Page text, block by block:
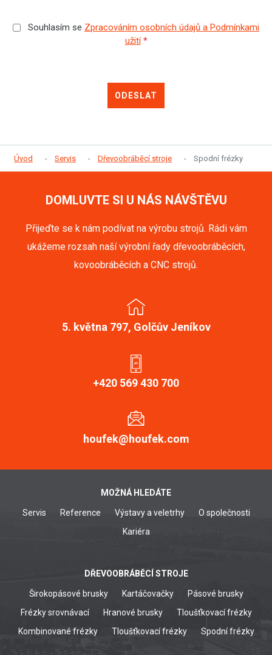
Souhlasím se Zpracováním osobních údajů a Podmínkami
užití *
ODESLAT
Úvod Servis Dřevoobráběcí stroje Spodní frézky
DOMLUVTE SI U NÁS NÁVŠTĚVU
Přijeďte se k nám podívat na výrobu strojů. Rádi vám
ukážeme rozsah naší výrobní řady dřevoobráběcích,
kovoobráběcích a CNC strojů.
5. května 797, Golčův Jeníkov
+420 569 430 700
houfek@houfek.com
MOŽNÁ HLEDÁTE
Servis Reference Výstavy a veletrhy
O společnosti
Kariéra
DŘEVOOBRÁBĚCÍ STROJE
Širokopásové brusky Kartáčovačky
Pásové brusky
Frézky srovnávací
Hranové brusky
Tloušťkovací frézky
Kombinované frézky
Tloušťkovací frézky Spodní frézky